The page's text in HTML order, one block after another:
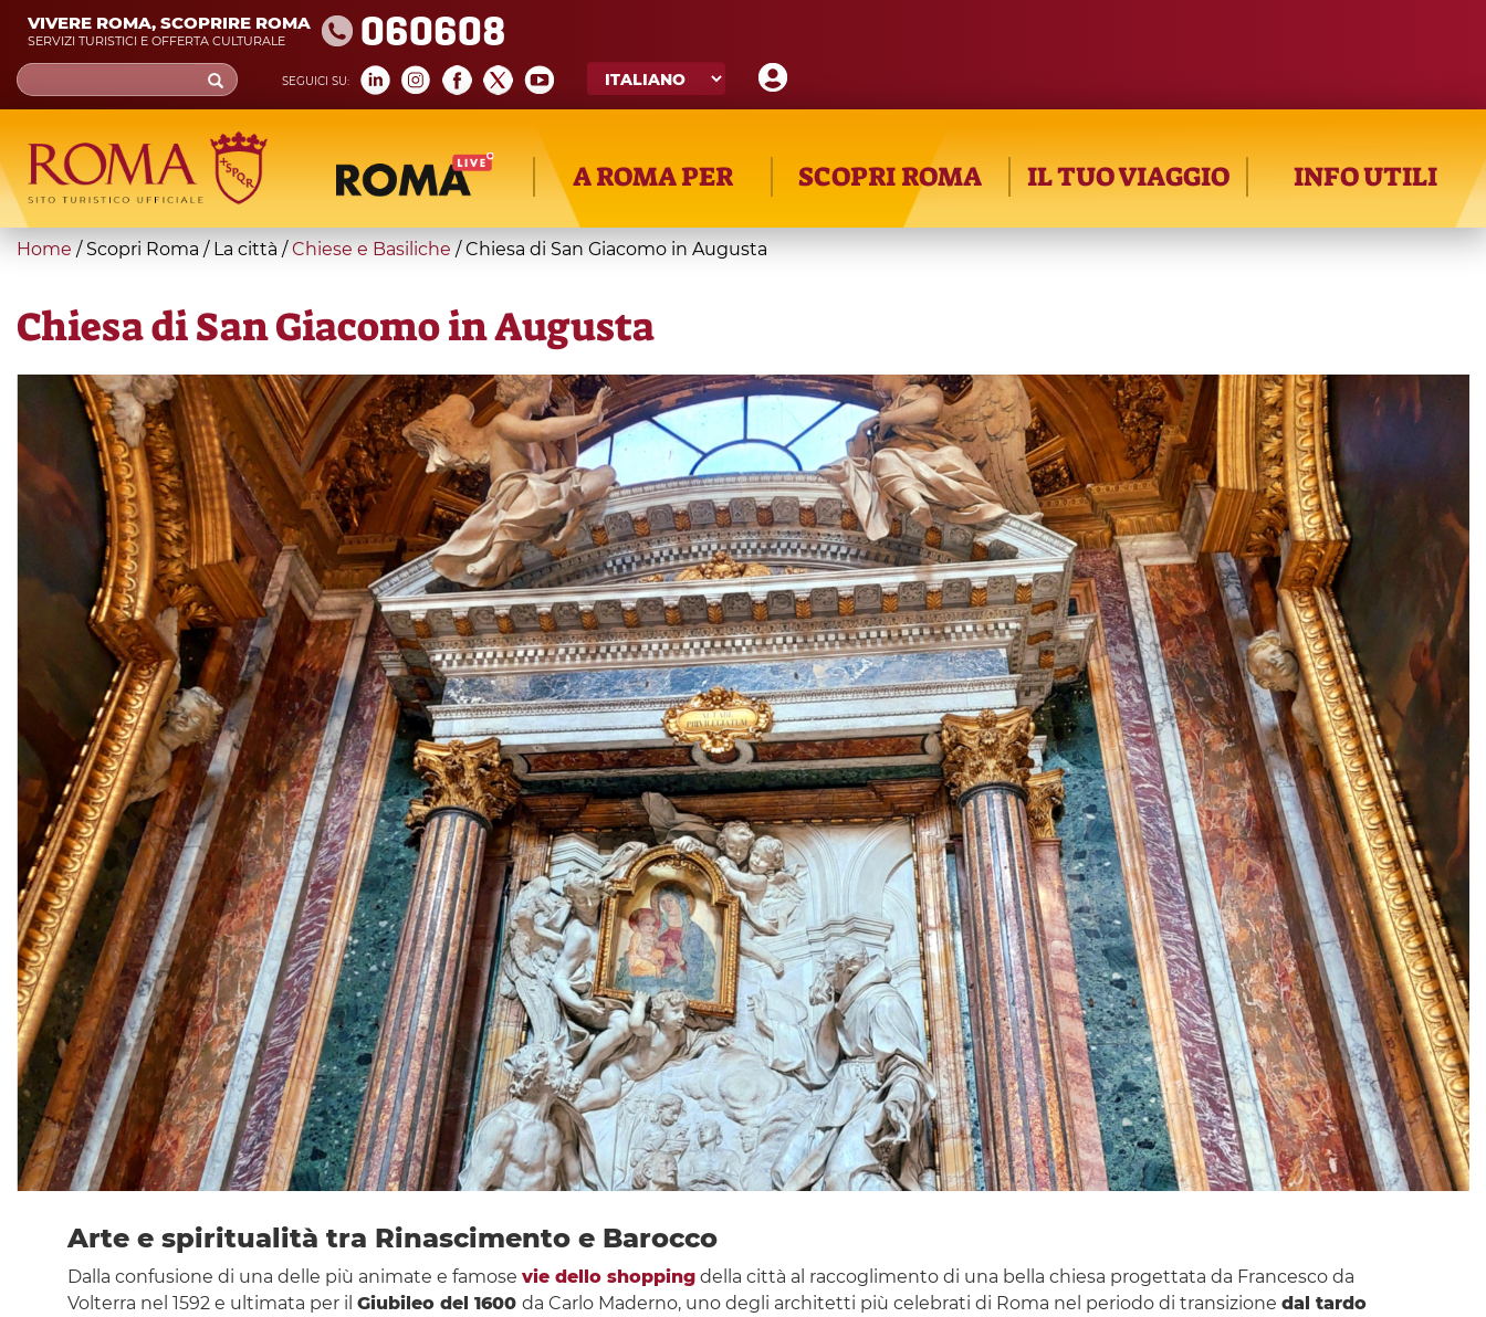
Skip
main
content
VIVERE ROMA, SCOPRIRE ROMA
SERVIZI TURISTICI E OFFERTA CULTURALE 060608
SEGUICI SU:
Search
form
Cerca
A ROMA PER SCOPRI ROMA IL TUO VIAGGIO INFO UTILI
You
here
Home / Scopri Roma / La città / Chiese e Basiliche /Chiesa di San Giacomo in Augusta
Chiesa di San Giacomo in Augusta
Arte e spiritualità tra Rinascimento e Barocco
Dalla confusione di una delle più animate e famose vie dello shoppingdella città al raccoglimento di una bella chiesa progettata da Francesco da
Volterra nel 1592 e ultimata per il Giubileo del 1600 da Carlo Maderno, uno degli architetti più celebrati di Roma nel periodo di transizione dal tardo